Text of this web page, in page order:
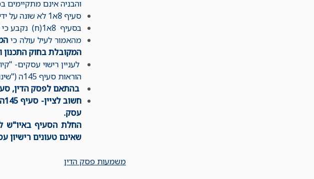
והבניה אינם מתקיימים
סעיף 8א1 לא שונה על ידי מחוקק איו"ש ולא הוחרג (בניגוד לסעיפים אחרים).
בסעיף 8א1(ח) נקבע כי "למונחים בסעיף זה תהיה המשמעות הנודעת להם בחוק התכנון והבניה.
מהאמור לעיל עולה כי
המקובלת בחוק התכנון
לעניין רישוי עסקים-
הוראות סעיף 145ה ("שינוי שימוש").
בהתאם לפסק הדין, סעיף 145ה לחוק התכנון והבניה חל באיו"ש כחלק מדיני
עסק.
החלת הסעיף באיו"ש
שאינם טעונים רישיון עסק – סעיף
משמעות פסק הדין